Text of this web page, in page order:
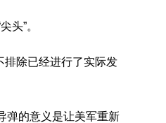
头”。
排除已经进行了实际发
弹的意义是让美军重新